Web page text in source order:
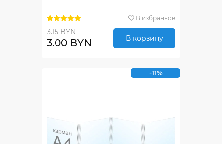
В избранное
3.15 BYN
3.00 BYN В корзину
-11%